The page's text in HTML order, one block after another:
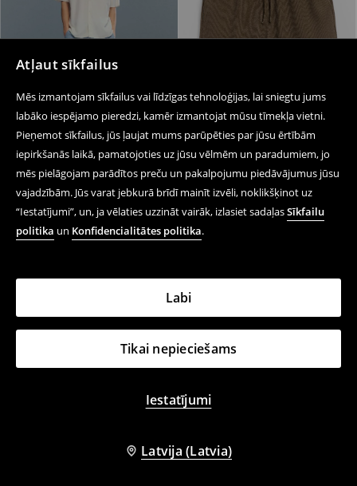
Atļaut sīkfailus
Mēs izmantojam sīkfailus vai līdzīgas tehnoloģijas, lai sniegtu jums
labāko iespējamo pieredzi, kamēr izmantojat mūsu tīmekļa vietni.
Pieņemot sīkfailus, jūs ļaujat mums parūpēties par jūsu ērtībām
iepirkšanās laikā, pamatojoties uz jūsu vēlmēm un paradumiem, jo
mēs pielāgojam parādītos preču un pakalpojumu piedāvājumus jūsu
vajadzībām. Jūs varat jebkurā brīdī mainīt izvēli, noklikšķinot uz
“Iestatījumi”, un, ja vēlaties uzzināt vairāk, izlasiet sadaļasSīkfailu
politika un Konfidencialitātes politika.
Tikai nepieciešams
Iestatījumi
Labi
Latvija (Latvia)
Kokvilnas šorti
15,99 EUR
IZPĀRDOŠANA
Sporta šorti
PĒDĒJIE MODEĻI